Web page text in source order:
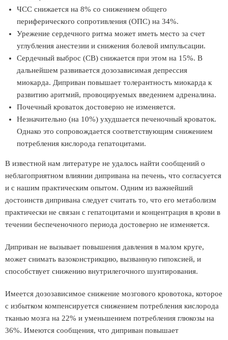
ЧСС снижается на 8% со снижением общего
периферического сопротивления (ОПС) на 34%.
Урежение сердечного ритма может иметь место за счет
углубления анестезии и снижения болевой импульсации.
Сердечный выброс (СВ) снижается при этом на 15%. В
дальнейшем развивается дозозависимая депрессия
миокарда. Диприван повышает толерантность миокарда к
развитию аритмий, провоцируемых введением адреналина.
Почечный кроваток достоверно не изменяется.
Незначительно (на 10%) ухудшается печеночный кроваток.
Однако это сопровождается соответствующим снижением
потребления кислорода гепатоцитами.
В известной нам литературе не удалось найти сообщений о
неблагоприятном влиянии дипривана на печень, что согласуется
и с нашим практическим опытом. Одним из важнейший
достоинств дипривана следует считать то, что его метаболизм
практически не связан с гепатоцитами и концентрация в крови в
течении беспеченочного периода достоверно не изменяется.
Диприван не вызывает повышения давления в малом круге,
может снимать вазоконстрикцию, вызванную гипоксией, и
способствует снижению внутрилегочного шунтирования.
Имеется дозозависимое снижение мозгового кровотока, которое
с избытком компенсируется снижением потребления кислорода
тканью мозга на 22% и уменьшением потребления глюкозы на
36%. Имеются сообщения, что диприван повышает